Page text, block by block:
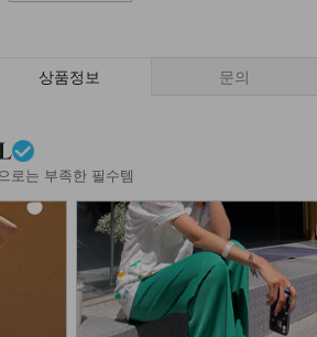
굿럭 믹스체인 목걸이
상품정보 문의
로는 부족한 필수템